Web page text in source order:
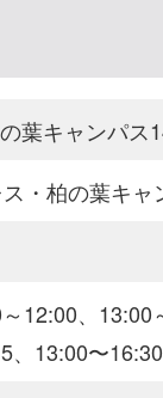
葉キャンパス
・柏の葉キ
12:00、13:00
13:00〜16:30